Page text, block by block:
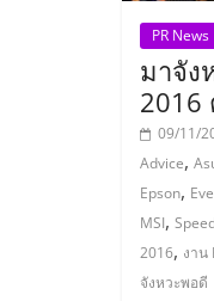
รน
ไช
รว
แฟ
รน
PR News
มาจัง
2016
09/11/
Advice,
Epson,
MSI,
2016, งาน
จังหวะพอดี